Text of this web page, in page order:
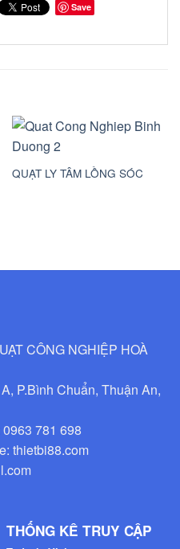
Save
QUẠT LY TÂM LỒNG SÓC
CÔNG NGHIỆP HOÀ
P.Bình Chuẩn, Thuận An,
781 698
thietbi88.com
THỐNG KÊ TRUY CẬP